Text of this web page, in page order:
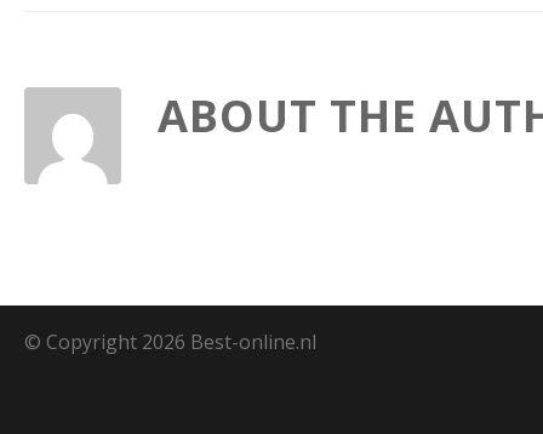
ABOUT THE
© Copyright 2026 Best-online.nl